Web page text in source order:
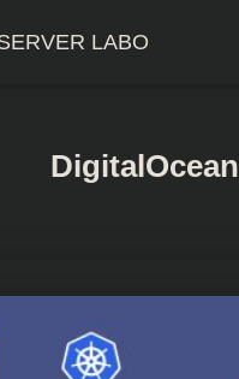
LABO
DigitalOcean